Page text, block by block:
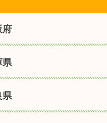
府
県
県